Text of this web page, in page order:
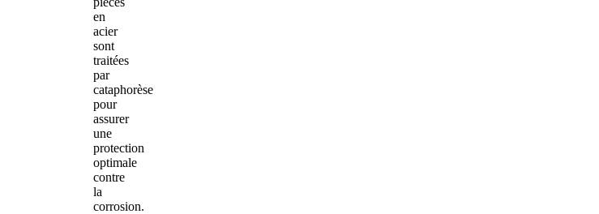
en
acier
sont
traitées
par
cataphorèse
pour
assurer
une
protection
optimale
contre
la
corrosion.